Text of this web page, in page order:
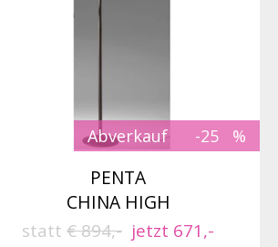
Abverkauf -25
PENTA
CHINA HIGH
statt € 894,- jetzt 671,-